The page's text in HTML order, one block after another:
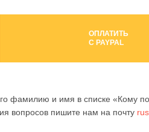
ОПЛАТИТЬ
C PAYPAL
фамилию и имя в списке «Кому
вопросов пишите нам на почту